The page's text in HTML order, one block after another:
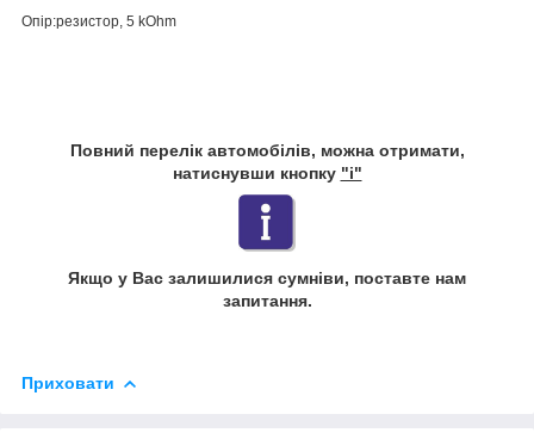
Опір:резистор, 5 kOhm
Повний перелік автомобілів, можна отримати,
натиснувши кнопку "i"
Якщо у Вас залишилися сумніви, поставте нам
запитання.
Приховати